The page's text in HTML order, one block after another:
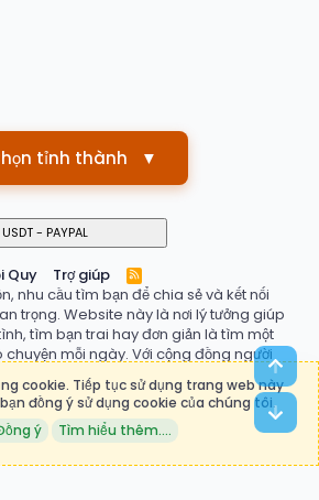
tỉnh thành ▼
Quy Trợ giúp
R
S
S
nhu cầu tìm bạn để chia sẻ và kết nối
trọng. Website này là nơi lý tưởng giúp
tìm bạn trai hay đơn giản là tìm một
mỗi ngày. Với cộng đồng người
ghép đôi thông minh và giao diện thân
chóng tìm thấy mối quan hệ phù hợp với
Đừng ngần ngại bắt đầu hành trình kết nối
, nơi những mối duyên mới bắt đầu.
cookie. Tiếp tục sử dụng trang web này
đồng ý sử dụng cookie của chúng tôi.
ý
Tìm hiểu thêm.…
Top